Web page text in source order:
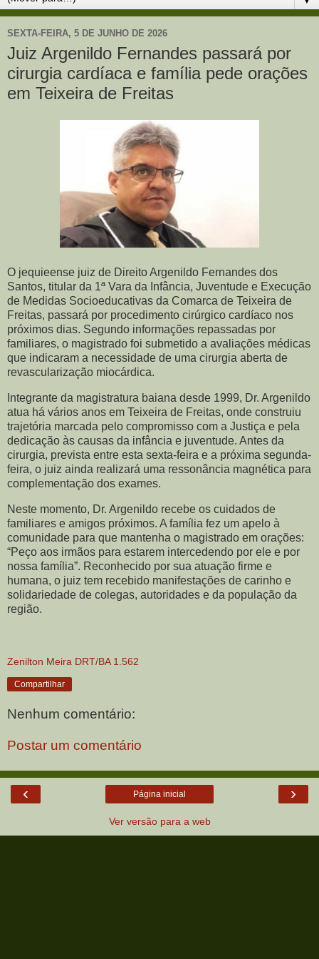
SEXTA-FEIRA, 5 DE JUNHO DE 2026
Juiz Argenildo Fernandes passará por
cirurgia cardíaca e família pede orações
em Teixeira de Freitas
O jequieense juiz de Direito Argenildo Fernandes dos
Santos, titular da 1ª Vara da Infância, Juventude e Execução
de Medidas Socioeducativas da Comarca de Teixeira de
Freitas, passará por procedimento cirúrgico cardíaco nos
próximos dias. Segundo informações repassadas por
familiares, o magistrado foi submetido a avaliações médicas
que indicaram a necessidade de uma cirurgia aberta de
revascularização miocárdica.
Integrante da magistratura baiana desde 1999, Dr. Argenildo
atua há vários anos em Teixeira de Freitas, onde construiu
trajetória marcada pelo compromisso com a Justiça e pela
dedicação às causas da infância e juventude. Antes da
cirurgia, prevista entre esta sexta-feira e a próxima segunda-
feira, o juiz ainda realizará uma ressonância magnética para
complementação dos exames.
Neste momento, Dr. Argenildo recebe os cuidados de
familiares e amigos próximos. A família fez um apelo à
comunidade para que mantenha o magistrado em orações:
“Peço aos irmãos para estarem intercedendo por ele e por
nossa família”. Reconhecido por sua atuação firme e
humana, o juiz tem recebido manifestações de carinho e
solidariedade de colegas, autoridades e da população da
região.
Zenilton Meira DRT/BA 1.562
Compartilhar
Nenhum comentário:
Postar um comentário
‹ ›
Página inicial
Ver versão para a web